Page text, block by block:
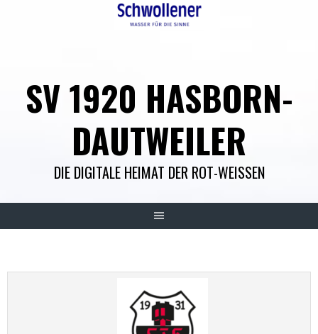
SV 1920 HASBORN-
DAUTWEILER
DIE DIGITALE HEIMAT DER ROT-WEISSEN